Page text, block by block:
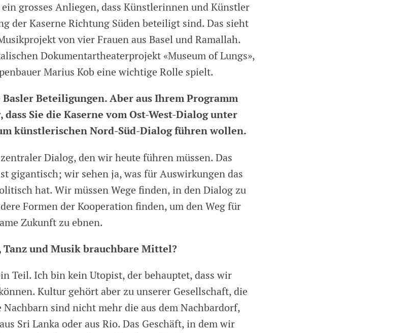
grosses Anliegen, dass Künstlerinnen und Künstler
der Kaserne Richtung Süden beteiligt sind. Das sieht
von vier Frauen aus Basel und Ramallah.
Dokumentartheaterprojekt «Museum of Lungs»,
Marius Kob eine wichtige Rolle spielt.
Beteiligungen. Aber aus Ihrem Programm
Sie die Kaserne vom Ost-West-Dialog unter
künstlerischen Nord-Süd-Dialog führen wollen.
Dialog, den wir heute führen müssen. Das
gigantisch; wir sehen ja, was für Auswirkungen das
hat. Wir müssen Wege finden, in den Dialog zu
Formen der Kooperation finden, um den Weg für
Zukunft zu ebnen.
Tanz und Musik brauchbare Mittel?
Teil. Ich bin kein Utopist, der behauptet, dass wir
Kultur gehört aber zu unserer Gesellschaft, die
Nachbarn sind nicht mehr die aus dem Nachbardorf,
Sri Lanka oder aus Rio. Das Geschäft, in dem wir